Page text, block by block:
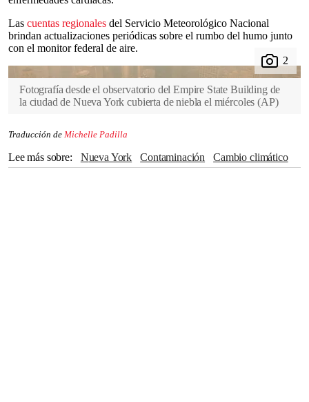
Las cuentas regionales del Servicio Meteorológico Nacional
brindan actualizaciones periódicas sobre el rumbo del humo junto
con el monitor federal de aire.
Fotografía desde el observatorio del Empire State Building de
la ciudad de Nueva York cubierta de niebla el miércoles (AP)
Traducción de Michelle Padilla
Lee más sobre Nueva York Contaminación
Cambio climático